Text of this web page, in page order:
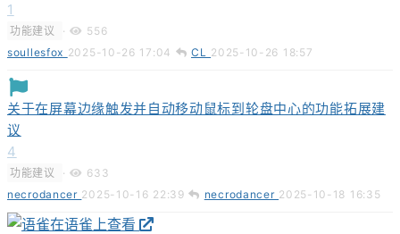
1
功能建议 ·
556
soullesfox 2025-10-26 17:04 CL 2025-10-26 18:57
关于在屏幕边缘触发并自动移动鼠标到轮盘中心的功能拓展建
议
4
功能建议 ·
633
necrodancer 2025-10-16 22:39 necrodancer 2025-10-18 16:35
在语雀上查看